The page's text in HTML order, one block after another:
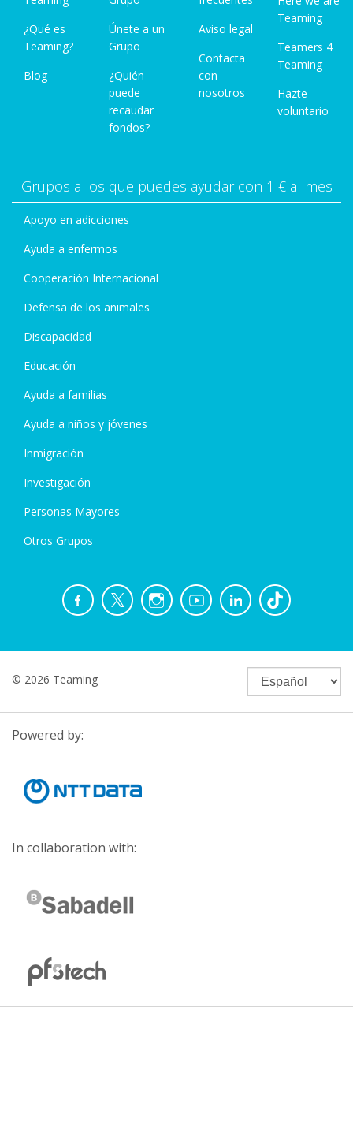
¿Qué es
Teaming?
Blog
Únete a un
Grupo
¿Quién
puede
recaudar
fondos?
Aviso legal
Contacta
con
nosotros
Teaming
Teamers 4
Teaming
Hazte
voluntario
Grupos a los que puedes ayudar con 1 € al mes
Apoyo en adicciones
Ayuda a enfermos
Cooperación Internacional
Defensa de los animales
Discapacidad
Educación
Ayuda a familias
Ayuda a niños y jóvenes
Inmigración
Investigación
Personas Mayores
Otros Grupos
© 2026 Teaming
Powered by:
In collaboration with: